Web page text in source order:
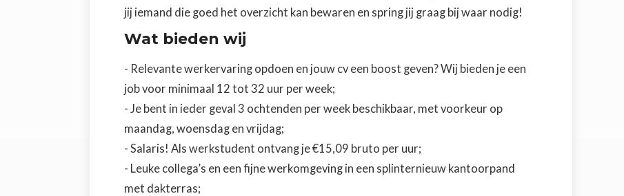
jij iemand die goed het overzicht kan bewaren en spring jij graag bij waar nodig!
Wat bieden wij
- Relevante werkervaring opdoen en jouw cv een boost geven? Wij bieden je een
job voor minimaal 12 tot 32 uur per week;
- Je bent in ieder geval 3 ochtenden per week beschikbaar, met voorkeur op
maandag, woensdag en vrijdag;
- Salaris! Als werkstudent ontvang je €15,09 bruto per uur;
- Leuke collega’s en een fijne werkomgeving in een splinternieuw kantoorpand
met dakterras;